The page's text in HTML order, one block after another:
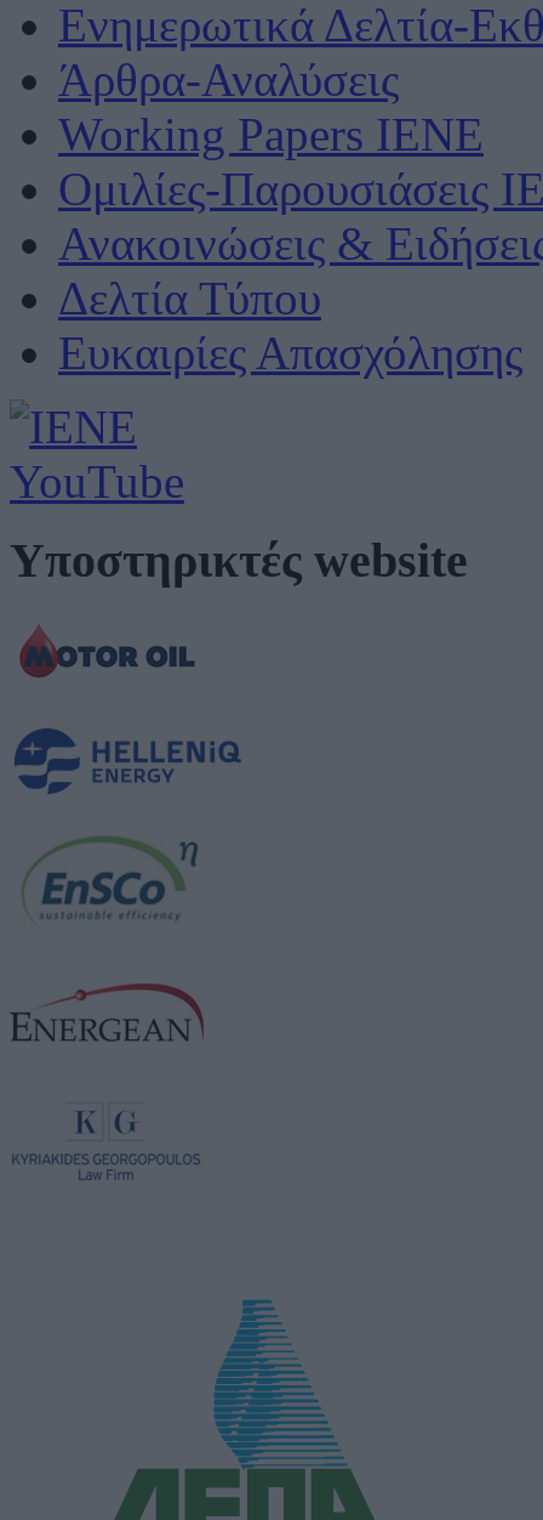
Ενημερωτικά Δελτία-
Άρθρα-Αναλύσεις
Working Papers IENE
Ομιλίες-Παρουσιάσεις
Ανακοινώσεις &
Δελτία Τύπου
Ευκαιρίες Απασχόλησης
Υποστηρικτές website